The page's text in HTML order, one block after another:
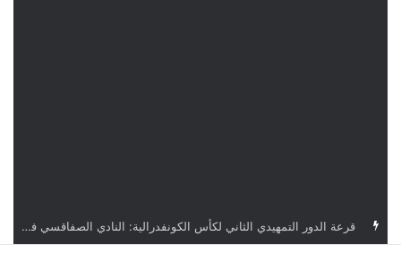
قرعة كأس الكونفدرالية: النادي الصفاقسي يواجه شوتينغ ستارز النيجيري وترجي جرجيس يصطدم بديامبارس السنغالي